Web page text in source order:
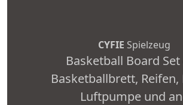
CYFIE Spielzeug
Basketball Board
Basketballbrett, Reifen,
Luftpumpe und